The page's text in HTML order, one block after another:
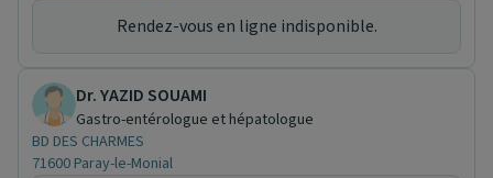
Rendez-vous en ligne indisponible.
Dr. YAZID SOUAMI
Gastro-entérologue et hépatologue
BD DES CHARMES
71600 Paray-le-Monial